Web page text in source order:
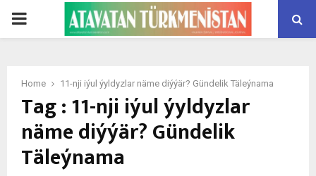
PRIMARY
Home 11-nji iýul ýyldyzlar näme diýýär? Gündelik Täleýnama
Tag : 11-nji iýul ýyldyzlar
näme diýýär? Gündelik
Täleýnama